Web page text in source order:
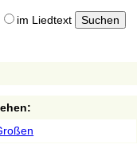
im Liedtext